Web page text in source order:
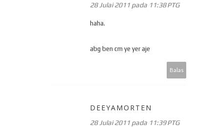
28 Julai 2011 pada 11:38 PTG
haha.
abg ben cm ye yer aje
Balas
DEEYAMORTEN
28 Julai 2011 pada 11:39 PTG